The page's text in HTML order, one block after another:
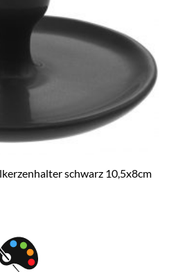
schwarz 10,5x8cm